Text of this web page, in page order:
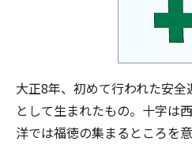
大正8年、初めて行われた安
として生まれたもの。十字は
洋では福徳の集まるところを意